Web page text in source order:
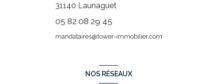
31140 Launaguet
05 82 08 29 45
mandataires@tower-immobilier.com
NOS RÉSEAUX